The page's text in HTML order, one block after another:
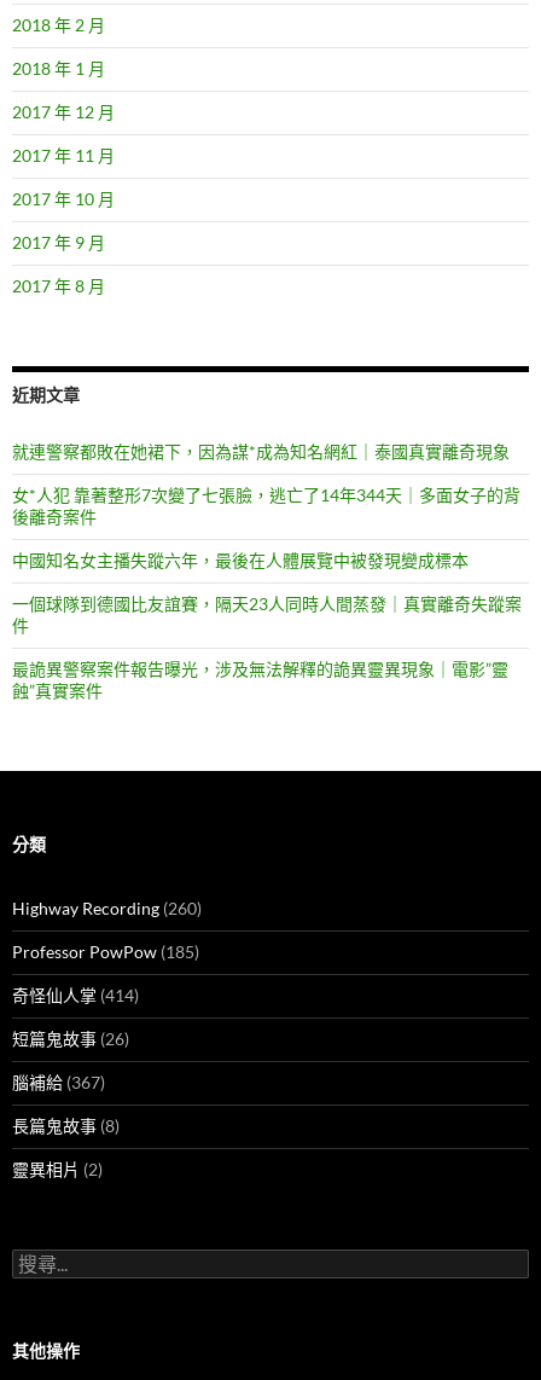
2018 年 2 月
2018 年 1 月
2017 年 12 月
2017 年 11 月
2017 年 10 月
2017 年 9 月
2017 年 8 月
近期文章
就連警察都敗在她裙下，因為謀*成為知名網紅｜泰國真實離奇現象
女*人犯 靠著整形7次變了七張臉，逃亡了14年344天｜多面女子的背
後離奇案件
中國知名女主播失蹤六年，最後在人體展覽中被發現變成標本
一個球隊到德國比友誼賽，隔天23人同時人間蒸發｜真實離奇失蹤案
件
最詭異警察案件報告曝光，涉及無法解釋的詭異靈異現象｜電影”靈
蝕”真實案件
分類
Highway Recording (260)
Professor PowPow (185)
奇怪仙人掌 (414)
短篇鬼故事 (26)
腦補給 (367)
長篇鬼故事 (8)
靈異相片 (2)
搜
尋
字:
其他操作